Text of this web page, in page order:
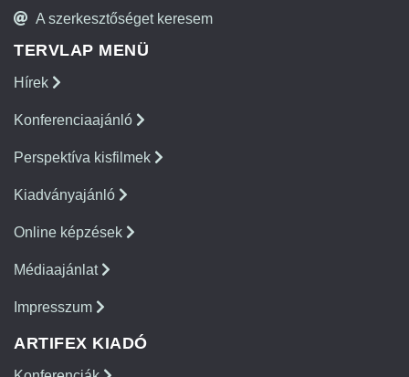
A szerkesztőséget keresem
TERVLAP MENÜ
Hírek
Konferenciaajánló
Perspektíva kisfilmek
Kiadványajánló
Online képzések
Médiaajánlat
Impresszum
ARTIFEX KIADÓ